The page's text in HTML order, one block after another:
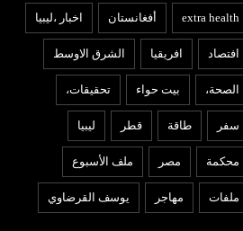
extra health أفغانستان اخبار ،ليبيا
افتصاد افريقيا الشرق الاوسط
الصحة، بيت حواء تحقيقات،
سفر طاقة قطر ليبيا
محكمة مصر ملف الأسبوع
ملفات مهاجر يوسف القرضاوي